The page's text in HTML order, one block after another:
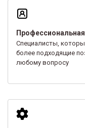
Специалисты,
более подходящие
любому вопросу